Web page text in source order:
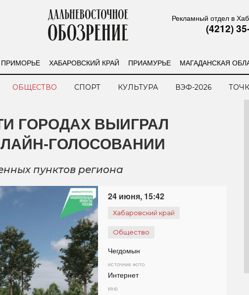
Рекламный отдел в
(4212)
ПРИМОРЬЕ ХАБАРОВСКИЙ КРАЙ ПРИАМУРЬЕ МАГАДАНСКАЯ
ОБЩЕСТВО СПОРТ КУЛЬТУРА ВЭФ-2026
ГОРОДАХ ВЫИГРАЛ
ГОЛОСОВАНИИ
пунктов региона
24 июня, 15:42
Хабаровский край
Общество
Чегдомын
ИСТОЧНИК ФОТО
Интернет
ERID